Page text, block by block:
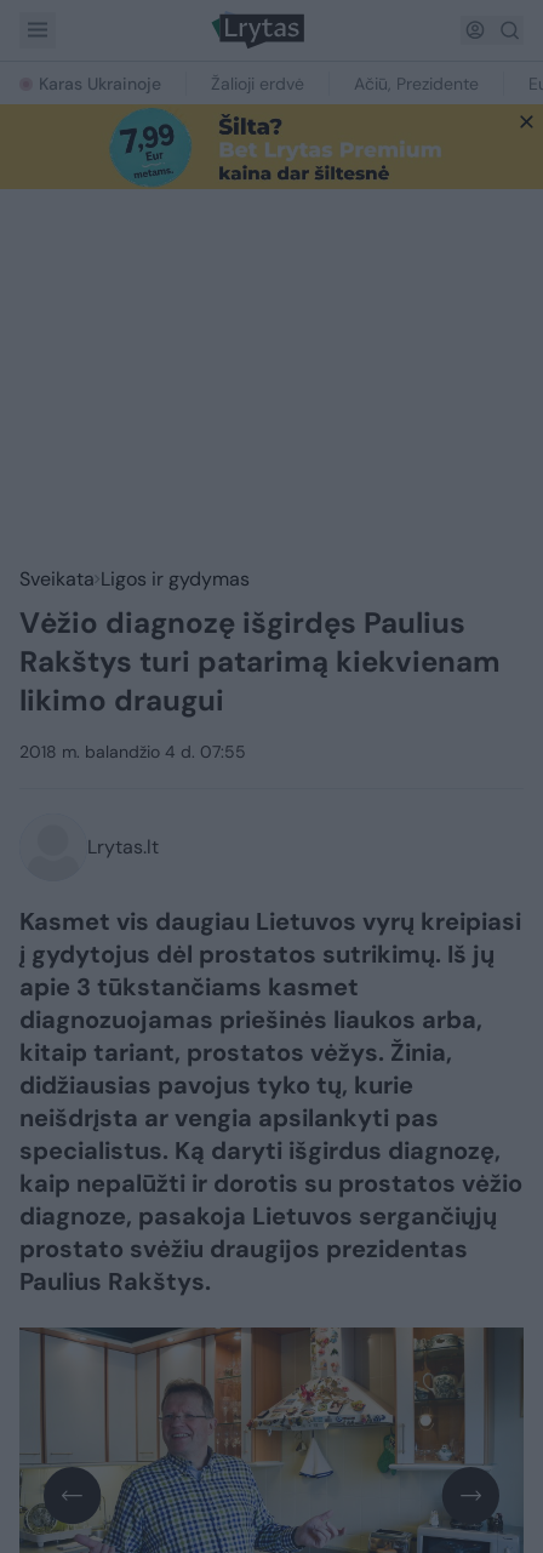
Karas Ukrainoje Žalioji erdvė Ačiū, Prezidente
Sveikata Ligos ir gydymas
Vėžio diagnozę išgirdęs Paulius
Rakštys turi patarimą kiekvienam
likimo draugui
2018 m. balandžio 4 d. 07:55
Lrytas.lt
Kasmet vis daugiau Lietuvos vyrų kreipiasi
į gydytojus dėl prostatos sutrikimų. Iš jų
apie 3 tūkstančiams kasmet
diagnozuojamas priešinės liaukos arba,
kitaip tariant, prostatos vėžys. Žinia,
didžiausias pavojus tyko tų, kurie
neišdrįsta ar vengia apsilankyti pas
specialistus. Ką daryti išgirdus diagnozę,
kaip nepalūžti ir dorotis su prostatos vėžio
diagnoze, pasakoja Lietuvos sergančiųjų
prostato svėžiu draugijos prezidentas
Paulius Rakštys.